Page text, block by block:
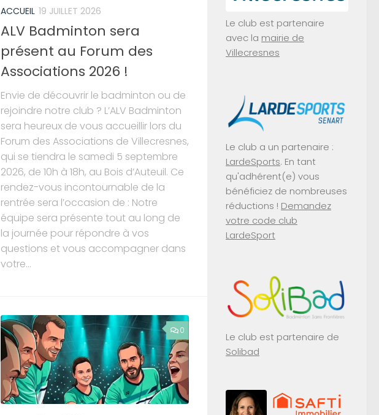
ACCUEIL 19 JUILLET 2026
ALV Badminton sera
présent au Forum des
Associations 2026 !
Envie de découvrir le badminton ou de
rejoindre notre club ? L’ALV Badminton
sera heureux de vous accueillir lors du
Forum des Associations de Villecresnes,
qui se tiendra le samedi 5 septembre
2026, de 10h à 18h, au Bois d’Auteuil. Ce
rendez-vous incontournable de la
rentrée sera l’occasion de : Notre
équipe sera présente tout au long de
la journée pour répondre à vos
questions et vous accompagner dans
votre...
0
Le club est partenaire
avec la mairie de
Villecresnes
Le club a un partenaire :
LardeSports. En tant
qu'adhérent(e) vous
bénéficiez de nombreuses
réductions ! Demandez
votre code club
LardeSport
Le club est partenaire de
Solibad